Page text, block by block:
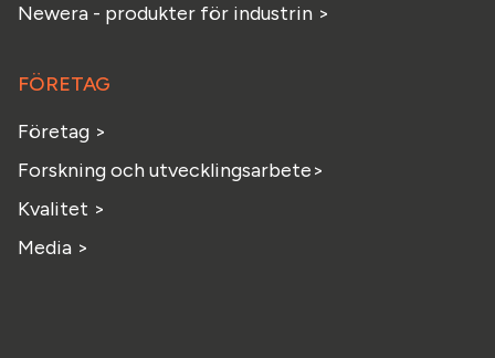
Newera - produkter för industrin >
FÖRETAG
Företag >
Forskning och utvecklingsarbete>
Kvalitet >
Media >